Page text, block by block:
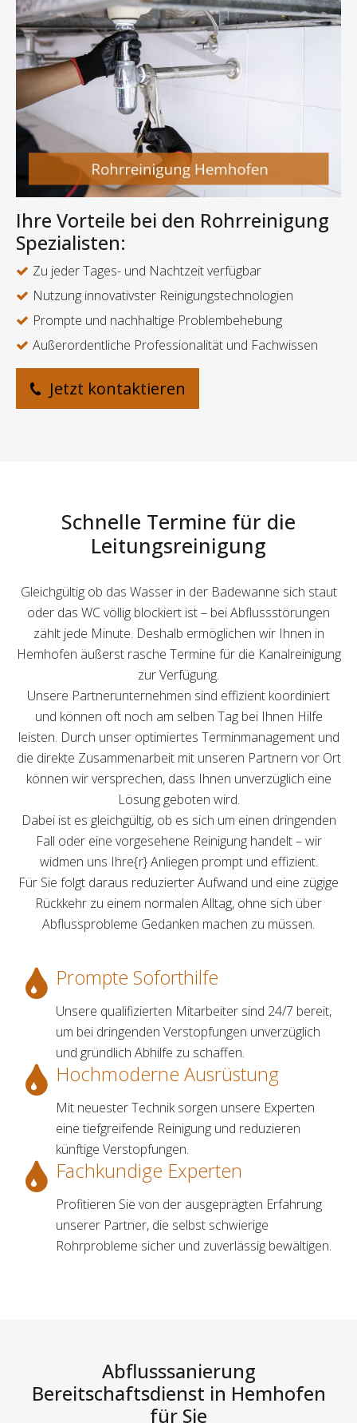
Ihre Vorteile bei den Rohrreinigung
Spezialisten:
Zu jeder Tages- und Nachtzeit verfügbar
Nutzung innovativster Reinigungstechnologien
Prompte und nachhaltige Problembehebung
Außerordentliche Professionalität und Fachwissen
Jetzt kontaktieren
Schnelle Termine für die
Leitungsreinigung
Gleichgültig ob das Wasser in der Badewanne sich staut
oder das WC völlig blockiert ist – bei Abflussstörungen
zählt jede Minute. Deshalb ermöglichen wir Ihnen in
Hemhofen äußerst rasche Termine für die Kanalreinigung
zur Verfügung.
Unsere Partnerunternehmen sind effizient koordiniert
und können oft noch am selben Tag bei Ihnen Hilfe
leisten. Durch unser optimiertes Terminmanagement und
die direkte Zusammenarbeit mit unseren Partnern vor Ort
können wir versprechen, dass Ihnen unverzüglich eine
Lösung geboten wird.
Dabei ist es gleichgültig, ob es sich um einen dringenden
Fall oder eine vorgesehene Reinigung handelt – wir
widmen uns Ihre{r} Anliegen prompt und effizient.
Für Sie folgt daraus reduzierter Aufwand und eine zügige
Rückkehr zu einem normalen Alltag, ohne sich über
Abflussprobleme Gedanken machen zu müssen.
Prompte Soforthilfe
Unsere qualifizierten Mitarbeiter sind 24/7 bereit,
um bei dringenden Verstopfungen unverzüglich
und gründlich Abhilfe zu schaffen.
Hochmoderne Ausrüstung
Mit neuester Technik sorgen unsere Experten
eine tiefgreifende Reinigung und reduzieren
künftige Verstopfungen.
Fachkundige Experten
Profitieren Sie von der ausgeprägten Erfahrung
unserer Partner, die selbst schwierige
Rohrprobleme sicher und zuverlässig bewältigen.
Abflusssanierung
Bereitschaftsdienst in Hemhofen
für Sie